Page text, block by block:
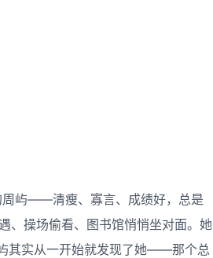
周屿——清瘦、寡言、成绩好，总是
、操场偷看、图书馆悄悄坐对面。她
其实从一开始就发现了她——那个总